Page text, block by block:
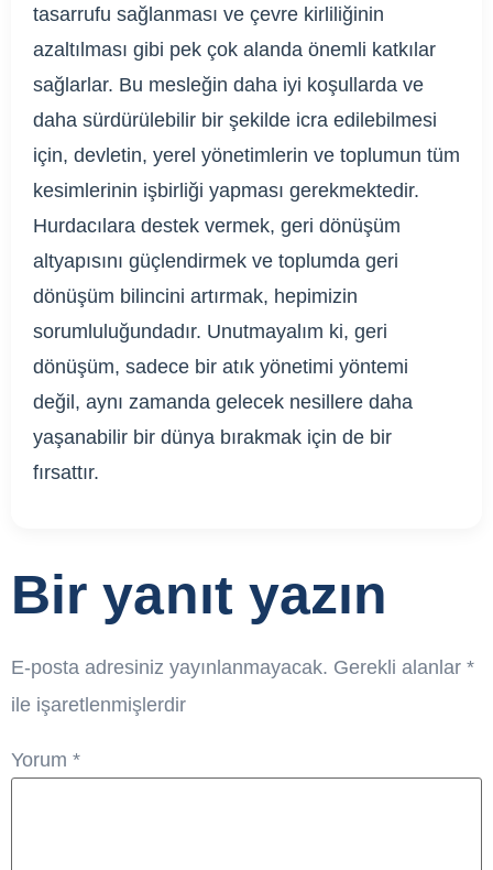
tasarrufu sağlanması ve çevre kirliliğinin
azaltılması gibi pek çok alanda önemli katkılar
sağlarlar. Bu mesleğin daha iyi koşullarda ve
daha sürdürülebilir bir şekilde icra edilebilmesi
için, devletin, yerel yönetimlerin ve toplumun tüm
kesimlerinin işbirliği yapması gerekmektedir.
Hurdacılara destek vermek, geri dönüşüm
altyapısını güçlendirmek ve toplumda geri
dönüşüm bilincini artırmak, hepimizin
sorumluluğundadır. Unutmayalım ki, geri
dönüşüm, sadece bir atık yönetimi yöntemi
değil, aynı zamanda gelecek nesillere daha
yaşanabilir bir dünya bırakmak için de bir
fırsattır.
Bir yanıt yazın
E-posta adresiniz yayınlanmayacak. Gerekli alanlar *
ile işaretlenmişlerdir
Yorum *